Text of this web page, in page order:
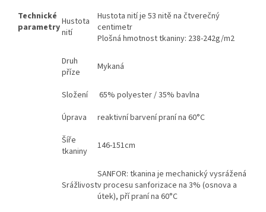
Technické
parametryHustota
nití
Hustota nití je 53 nitě na čtverečný
centimetr
Plošná hmotnost tkaniny: 238-242g/m2
Druh
příze
Mykaná
Složení
65% polyester / 35% bavlna
Úprava
reaktivní barvení praní na 60°C
Šíře
tkaniny
146-151cm
Srážlivost
SANFOR: tkanina je mechanický vysrážená
v procesu sanforizace na 3% (osnova a
útek), pří praní na 60°C